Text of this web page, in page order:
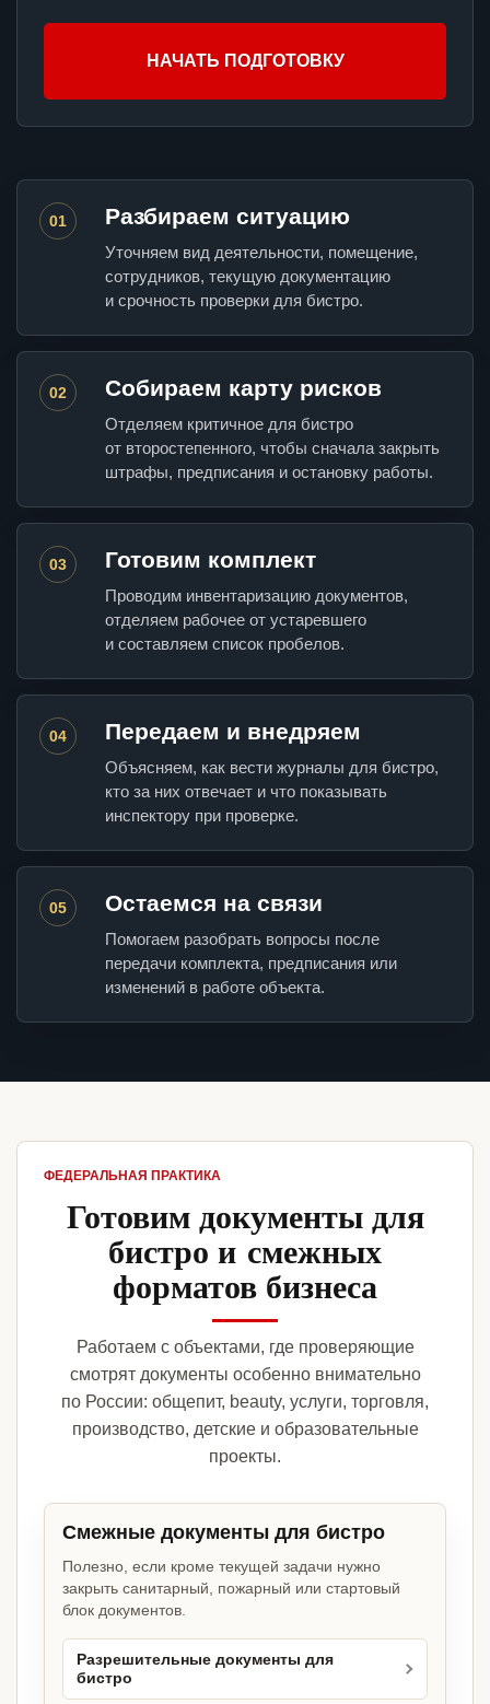
НАЧАТЬ ПОДГОТОВКУ
01 Разбираем ситуацию
Уточняем вид деятельности, помещение,
сотрудников, текущую документацию
и срочность проверки для бистро.
02 Собираем карту рисков
Отделяем критичное для бистро
от второстепенного, чтобы сначала закрыть
штрафы, предписания и остановку работы.
03 Готовим комплект
Проводим инвентаризацию документов,
отделяем рабочее от устаревшего
и составляем список пробелов.
04 Передаем и внедряем
Объясняем, как вести журналы для бистро,
кто за них отвечает и что показывать
инспектору при проверке.
05 Остаемся на связи
Помогаем разобрать вопросы после
передачи комплекта, предписания или
изменений в работе объекта.
ФЕДЕРАЛЬНАЯ ПРАКТИКА
Готовим документы для
бистро и смежных
форматов бизнеса
Работаем с объектами, где проверяющие
смотрят документы особенно внимательно
по России: общепит, beauty, услуги, торговля,
производство, детские и образовательные
проекты.
Смежные документы для бистро
Полезно, если кроме текущей задачи нужно
закрыть санитарный, пожарный или стартовый
блок документов.
Разрешительные документы для
бистро